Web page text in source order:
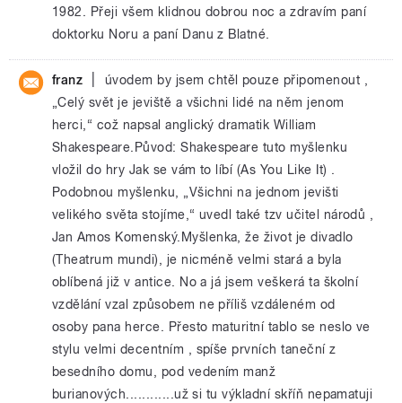
1982. Přeji všem klidnou dobrou noc a zdravím paní
doktorku Noru a paní Danu z Blatné.
franz
úvodem by jsem chtěl pouze připomenout ,
„Celý svět je jeviště a všichni lidé na něm jenom
herci,“ což napsal anglický dramatik William
Shakespeare.Původ: Shakespeare tuto myšlenku
vložil do hry Jak se vám to líbí (As You Like It) .
Podobnou myšlenku, „Všichni na jednom jevišti
velikého světa stojíme,“ uvedl také tzv učitel národů ,
Jan Amos Komenský.Myšlenka, že život je divadlo
(Theatrum mundi), je nicméně velmi stará a byla
oblíbená již v antice. No a já jsem veškerá ta školní
vzdělání vzal způsobem ne příliš vzdáleném od
osoby pana herce. Přesto maturitní tablo se neslo ve
stylu velmi decentním , spíše prvních taneční z
besedního domu, pod vedením manž
burianových............už si tu výkladní skříň nepamatuji